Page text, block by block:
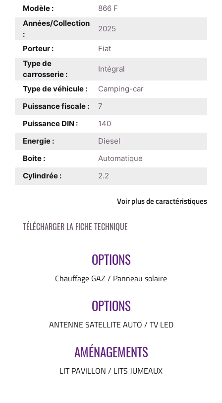
Modèle :
866 F
Années/Collection
:
2025
Porteur :
Fiat
Type de
carrosserie :
Intégral
Type de véhicule :
Camping-car
Puissance fiscale :
7
Puissance DIN :
140
Energie :
Diesel
Boite :
Automatique
Cylindrée :
2.2
Voir plus de caractéristiques
OPTIONS
Chauffage GAZ / Panneau solaire
OPTIONS
ANTENNE SATELLITE AUTO / TV LED
AMÉNAGEMENTS
LIT PAVILLON / LITS JUMEAUX